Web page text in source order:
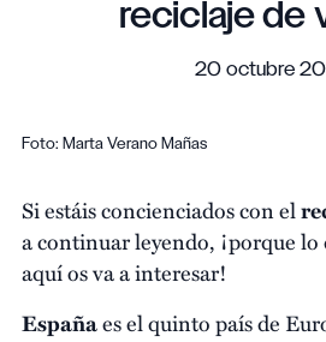
reciclaje de
20 octubre
Foto: Marta Verano Mañas
Si estáis concienciados con el
a continuar leyendo, ¡porque lo
aquí os va a interesar!
Españaes el quinto país de